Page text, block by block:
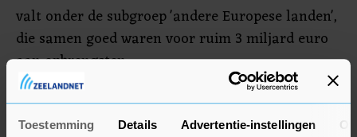
Toestemming Details Advertentie-instellingen
valt onder de subgroep 'andere Europese landen',
die samen goed waren voor ruim 3 miljard euro
aan opbrengsten.